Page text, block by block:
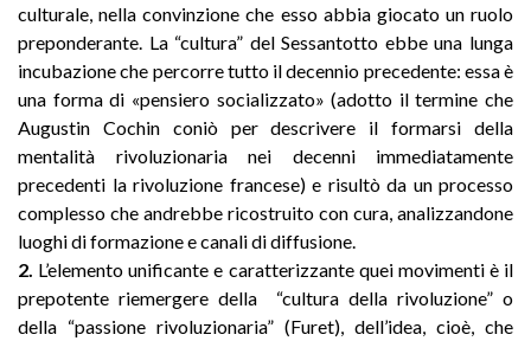
culturale, nella convinzione che esso abbia giocato un ruolo
preponderante. La “cultura” del Sessantotto ebbe una lunga
incubazione che percorre tutto il decennio precedente: essa è
una forma di «pensiero socializzato» (adotto il termine che
Augustin Cochin coniò per descrivere il formarsi della
mentalità rivoluzionaria nei decenni immediatamente
precedenti la rivoluzione francese) e risultò da un processo
complesso che andrebbe ricostruito con cura, analizzandone
luoghi di formazione e canali di diffusione.
2. L’elemento unificante e caratterizzante quei movimenti è il
prepotente riemergere della “cultura della rivoluzione” o
della “passione rivoluzionaria” (Furet), dell’idea, cioè, che